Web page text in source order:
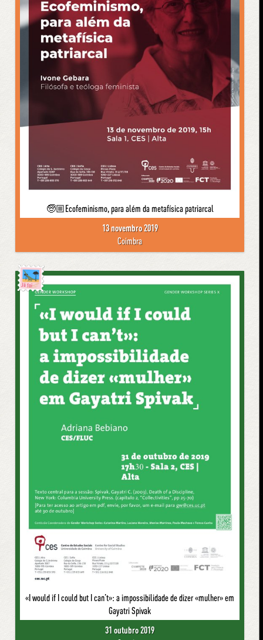
🧓🏼Ecofeminismo, para além da metafísica patriarcal
13 novembro 2019
Coimbra
Já foi
«I would if I could but I can’t»: a impossibilidade de dizer «mulher» em
Gayatri Spivak
31 outubro 2019